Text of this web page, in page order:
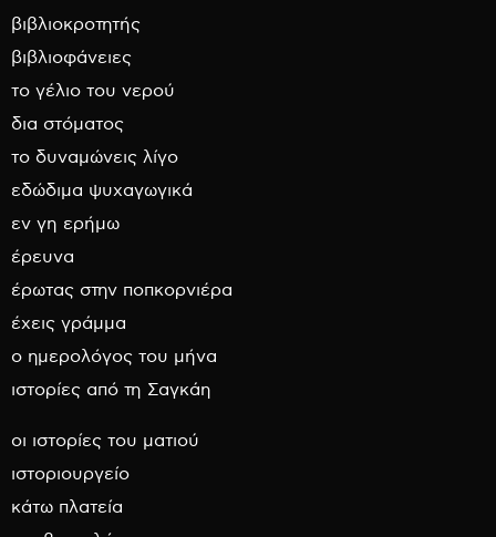
βιβλιοκροτητής
βιβλιοφάνειες
το γέλιο του νερού
δια στόματος
το δυναμώνεις λίγο
εδώδιμα ψυχαγωγικά
εν γη ερήμω
έρευνα
έρωτας στην ποπκορνιέρα
έχεις γράμμα
ο ημερολόγος του μήνα
ιστορίες από τη Σαγκάη
οι ιστορίες του ματιού
ιστοριουργείο
κάτω πλατεία